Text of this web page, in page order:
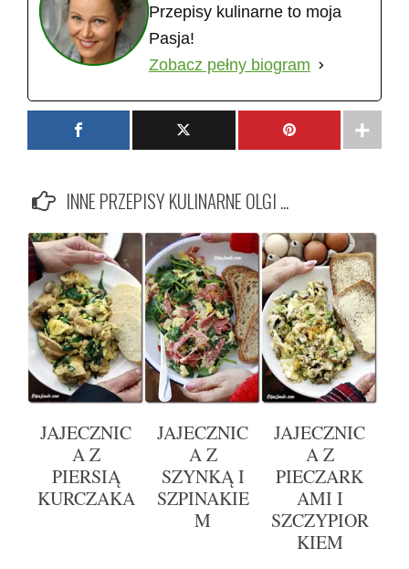
Przepisy kulinarne to moja
Pasja!
Zobacz pełny biogram
INNE PRZEPISY KULINARNE OLGI ...
JAJECZNIC
A Z
PIERSIĄ
KURCZAKA
JAJECZNIC
A Z
SZYNKĄ I
SZPINAKIE
M
JAJECZNIC
A Z
PIECZARK
AMI I
SZCZYPIOR
KIEM